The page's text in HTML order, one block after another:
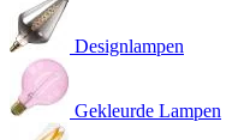
Designlampen
Gekleurde Lampen